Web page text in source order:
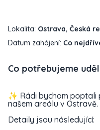
Lokalita: Ostrava, Česká
Datum zahájení: Co
Co potřebujeme
✨ Rádi bychom
našem areálu v Ostravě.
Detaily jsou následující: